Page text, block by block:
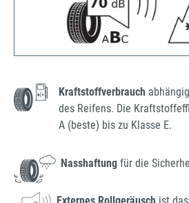
Kraftstoffverbrauch
des Reifens. Die
A (beste) bis zu Klasse E.
Nasshaftung für die